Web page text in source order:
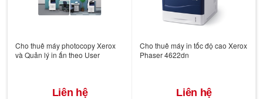
Cho thuê máy photocopy Xerox
và Quản lý in ấn theo User
Liên hệ
Cho thuê máy in tốc độ cao Xerox
Phaser 4622dn
Liên hệ